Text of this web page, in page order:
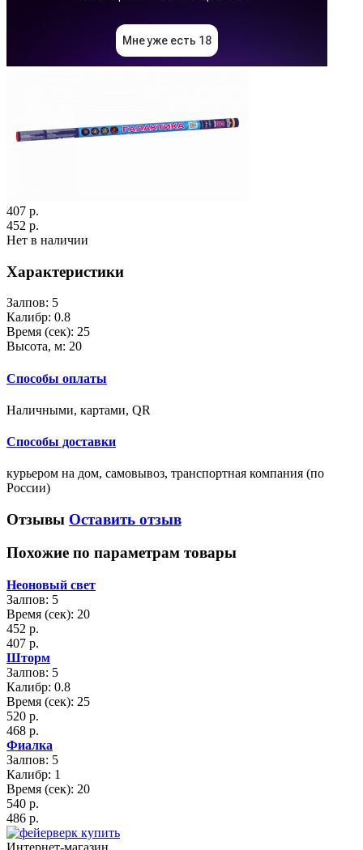
407 р.
452 р.
Нет в наличии
Характеристики
Залпов: 5
Калибр: 0.8
Время (сек): 25
Высота, м: 20
Способы оплаты
Наличными, картами, QR
Способы доставки
курьером на дом, самовывоз, транспортная компания (по
России)
Отзывы Оставить отзыв
Похожие по параметрам товары
Неоновый свет
Залпов: 5
Время (сек): 20
452 р.
407 р.
Шторм
Залпов: 5
Калибр: 0.8
Время (сек): 25
520 р.
468 р.
Фиалка
Залпов: 5
Калибр: 1
Время (сек): 20
540 р.
486 р.
Интернет-магазин